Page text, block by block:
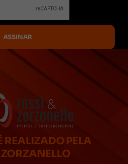
REALIZADO PELA